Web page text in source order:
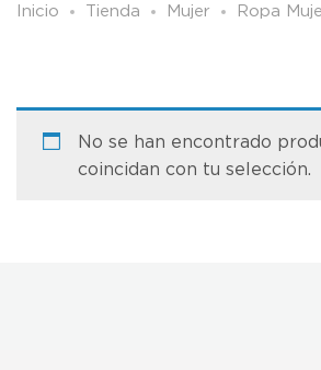
Inicio Tienda Mujer Ropa
No se han encontrado
coincidan con tu selección.